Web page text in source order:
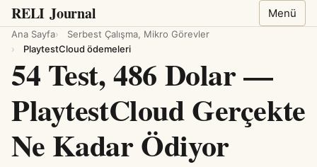
RELI Journal Menü
Ana Sayfa
Serbest Çalışma, Mikro Görevler
PlaytestCloud ödemeleri
54 Test, 486 Dolar —
PlaytestCloud Gerçekte
Ne Kadar Ödiyor